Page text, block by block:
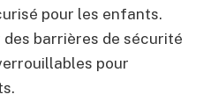
pour les enfants.
des barrières de sécurité
pour